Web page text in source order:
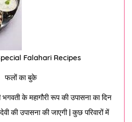
Falahari Recipes
फलों का बुके
के महागौरी रूप की उपासना का दिन
की उपासना की जाएगी | कुछ परिवारों में